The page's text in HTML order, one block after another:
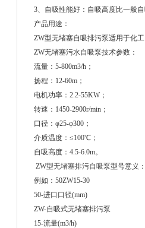
3、自吸性能好：自吸高度比一般
产品用途：
ZW型无堵塞自吸排污泵适用于化
ZW无堵塞污水自吸泵技术参数：
流量：5-800m3/h；
扬程：12-60m；
电机功率：2.2-55KW；
转速：1450-2900r/min；
口径：φ25-φ300；
介质温度：≤100℃；
自吸高度：4.5-6.0m。
ZW型无堵塞排污自吸泵型号意义
例如：50ZW15-30
50-进口口径(mm)
ZW-自吸式无堵塞排污泵
15-流量(m3/h)